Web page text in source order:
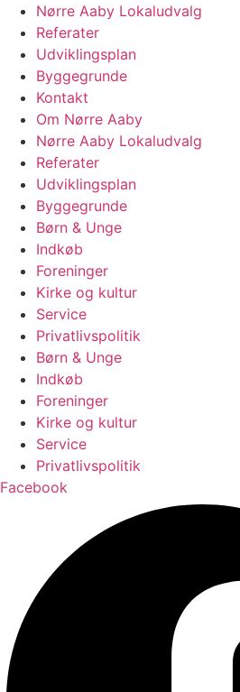
Nørre Aaby Lokaludvalg
Referater
Udviklingsplan
Byggegrunde
Kontakt
Om Nørre Aaby
Nørre Aaby Lokaludvalg
Referater
Udviklingsplan
Byggegrunde
Børn & Unge
Indkøb
Foreninger
Kirke og kultur
Service
Privatlivspolitik
Børn & Unge
Indkøb
Foreninger
Kirke og kultur
Service
Privatlivspolitik
Facebook